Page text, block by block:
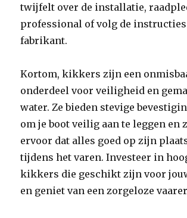
twijfelt over de installatie,
professional of volg de instructies
fabrikant.
Kortom, kikkers zijn een
onderdeel voor veiligheid en
water. Ze bieden stevige
om je boot veilig aan te leggen en
ervoor dat alles goed op zijn
tijdens het varen. Investeer in
kikkers die geschikt zijn voor
en geniet van een zorgeloze